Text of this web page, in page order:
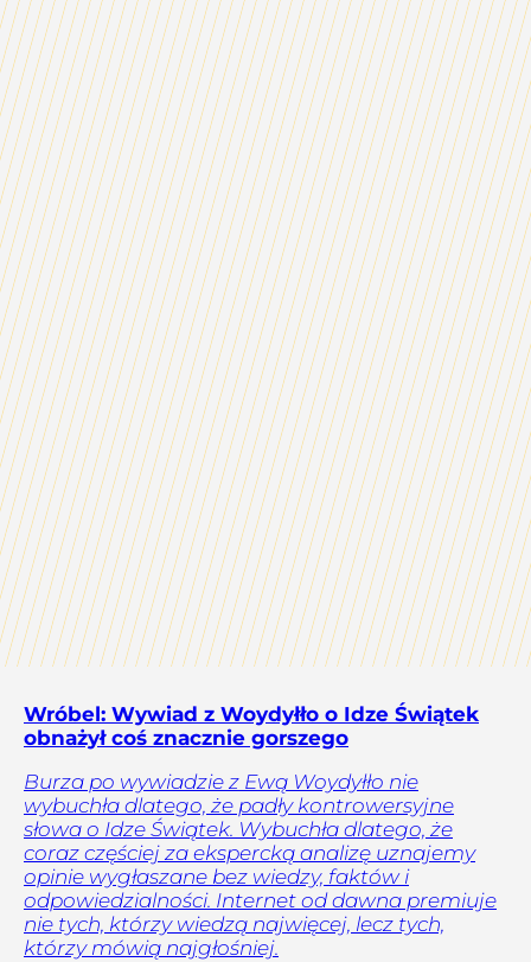
Wróbel: Wywiad z Woydyłło o Idze Świątek
obnażył coś znacznie gorszego
Burza po wywiadzie z Ewą Woydyłło nie
wybuchła dlatego, że padły kontrowersyjne
słowa o Idze Świątek. Wybuchła dlatego, że
coraz częściej za ekspercką analizę uznajemy
opinie wygłaszane bez wiedzy, faktów i
odpowiedzialności. Internet od dawna premiuje
nie tych, którzy wiedzą najwięcej, lecz tych,
którzy mówią najgłośniej.